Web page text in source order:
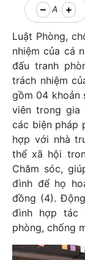
A
Luật Phòng,
nhiệm của cá
đấu tranh
trách nhiệm
gồm 04 khoản
viên trong gia
các biện pháp
hợp với nhà
thể xã hội
Chăm sóc,
đình để họ
đồng (4).
đình hợp tác
phòng, chống